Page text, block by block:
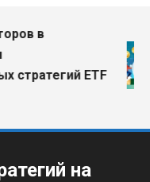
в
стратегий ETF
на